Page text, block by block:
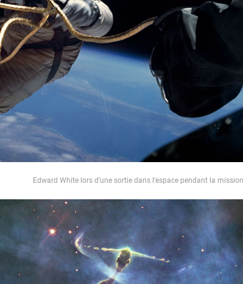
Edward White lors d’une sortie dans l’espace pendant la